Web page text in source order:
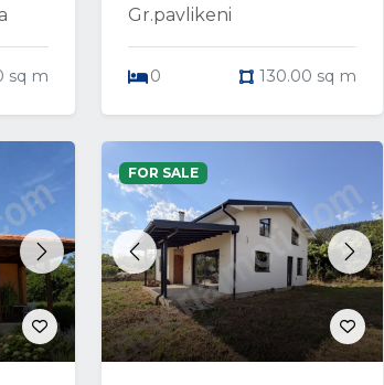
sq m
Gr.pavlikeni
0 130.00 sq m
Next Previous Next
FOR SALE